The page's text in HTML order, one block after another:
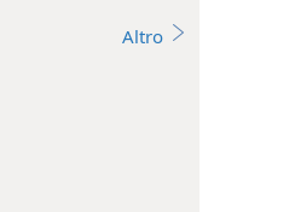
Altro